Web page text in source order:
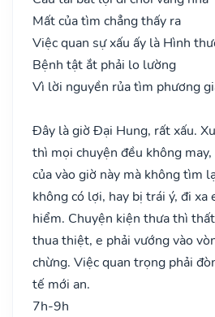
Mất của tìm chẳng thấy ra
Việc quan sự xấu ấy là Hình
Bệnh tật ắt phải lo lường
Vì lời nguyền rủa tìm phương
Đây là giờ Đại Hung, rất xấu.
thì mọi chuyện đều không
của vào giờ này mà không tìm
không có lợi, hay bị trái ý, đi xa
hiểm. Chuyện kiện thưa thì
thua thiệt, e phải vướng vào
chừng. Việc quan trọng phải
tế mới an.
7h-9h